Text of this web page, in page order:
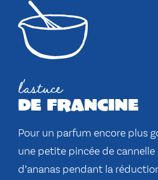
l'astuce
de francine
Pour un parfum encore plus
une petite pincée de cannelle
d’ananas pendant la